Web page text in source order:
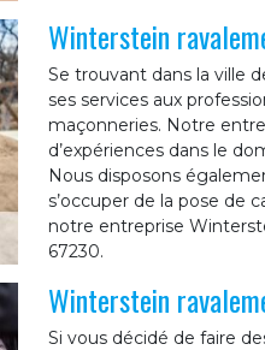
Winterstein
Se trouvant dans la ville
ses services aux
maçonneries. Notre
d’expériences dans le
Nous disposons
s’occuper de la pose de
notre entreprise
67230.
Winterstein
Si vous décidé de faire